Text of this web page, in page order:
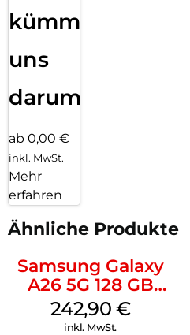
kümmern
uns
darum!
ab 0,00 €
inkl. MwSt.
Mehr
erfahren
Ähnliche Produkte
Samsung Galaxy
A26 5G 128 GB
Mint
242,90 €
inkl. MwSt.